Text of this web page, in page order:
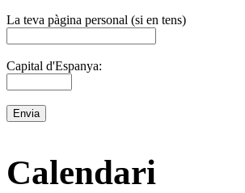
La teva pàgina personal (si en tens)
Capital d'Espanya:
Calendari